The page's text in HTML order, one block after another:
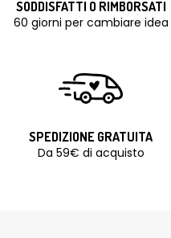
SODDISFATTI O RIMBORSATI
60 giorni per cambiare idea
SPEDIZIONE GRATUITA
Da 59€ di acquisto